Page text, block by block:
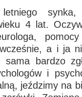
synka,
4 lat.
a i ja
bardzo
i
jeździmy na